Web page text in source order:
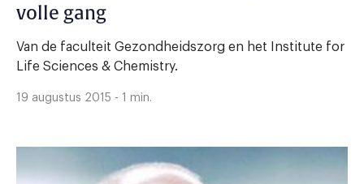
volle gang
Van de faculteit Gezondheidszorg en het Institute for
Life Sciences & Chemistry.
19 augustus 2015 - 1 min.